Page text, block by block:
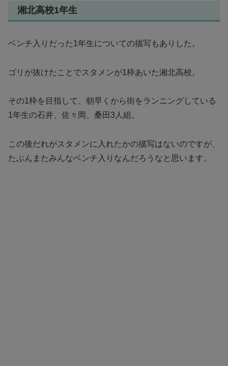
湘北高校1年生
ベンチ入りだった1年生についての描写もありした。
ゴリが抜けたことでスタメンが1枠あいた湘北高校。
その1枠を目指して、朝早くから街をランニングしている
1年生の石井、佐々岡、桑田3人組。
この後だれがスタメンに入れたかの描写はないのですが、
たぶんまたみんなベンチ入りなんだろうなと思います。